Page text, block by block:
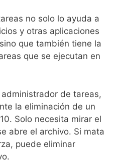
no solo lo ayuda a
y otras aplicaciones
que también tiene la
que se ejecutan en
de tareas,
la eliminación de un
Solo necesita mirar el
abre el archivo. Si mata
puede eliminar